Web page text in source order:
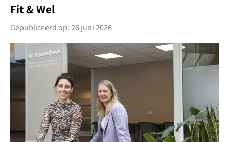
Fit & Wel
Gepubliceerd op: 26 juni 2026